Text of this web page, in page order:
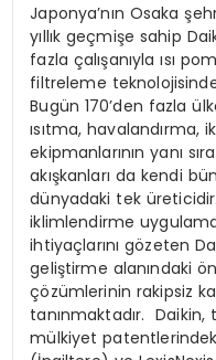
Japonya’nın Osaka
yıllık geçmişe sahip
fazla çalışanıyla ısı
filtreleme
Bugün 170’den fazla
ısıtma,
ekipmanlarının yanı
akışkanları da kendi
dünyadaki tek
iklimlendirme
ihtiyaçlarını gözeten
geliştirme alanındaki
çözümlerinin rakipsiz
tanınmaktadır. Daikin,
mülkiyet